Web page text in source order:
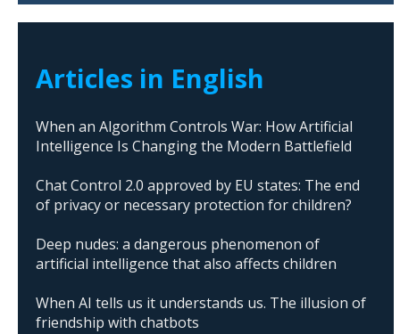
Articles in English
When an Algorithm Controls War: How Artificial
Intelligence Is Changing the Modern Battlefield
Chat Control 2.0 approved by EU states: The end
of privacy or necessary protection for children?
Deep nudes: a dangerous phenomenon of
artificial intelligence that also affects children
When AI tells us it understands us. The illusion of
friendship with chatbots